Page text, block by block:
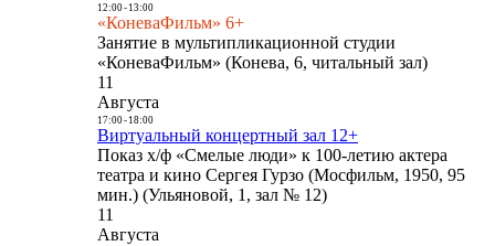
12:00- 13:00
«КоневаФильм» 6+
Занятие в мультипликационной студии
«КоневаФильм» (Конева, 6, читальный зал)
11
Августа
17:00- 18:00
Виртуальный концертный зал 12+
Показ х/ф «Смелые люди» к 100-летию актера
театра и кино Сергея Гурзо (Мосфильм, 1950, 95
мин.) (Ульяновой, 1, зал № 12)
11
Августа